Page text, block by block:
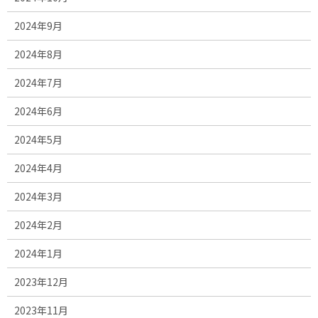
2024年9月
2024年8月
2024年7月
2024年6月
2024年5月
2024年4月
2024年3月
2024年2月
2024年1月
2023年12月
2023年11月